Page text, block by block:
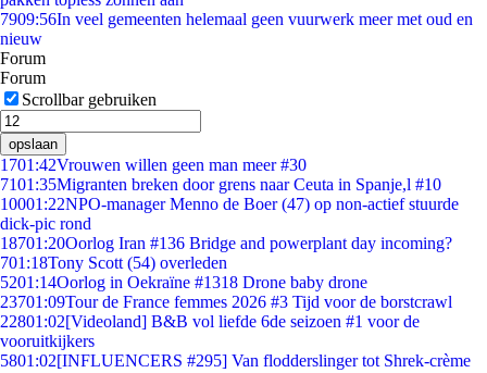
7909:56In veel gemeenten helemaal geen vuurwerk meer met oud en
nieuw
Forum
Forum
Scrollbar gebruiken
opslaan
1701:42Vrouwen willen geen man meer #30
7101:35Migranten breken door grens naar Ceuta in Spanje,l #10
10001:22NPO-manager Menno de Boer (47) op non-actief stuurde
dick-pic rond
18701:20Oorlog Iran #136 Bridge and powerplant day incoming?
701:18Tony Scott (54) overleden
5201:14Oorlog in Oekraïne #1318 Drone baby drone
23701:09Tour de France femmes 2026 #3 Tijd voor de borstcrawl
22801:02[Videoland] B&B vol liefde 6de seizoen #1 voor de
vooruitkijkers
5801:02[INFLUENCERS #295] Van flodderslinger tot Shrek-crème